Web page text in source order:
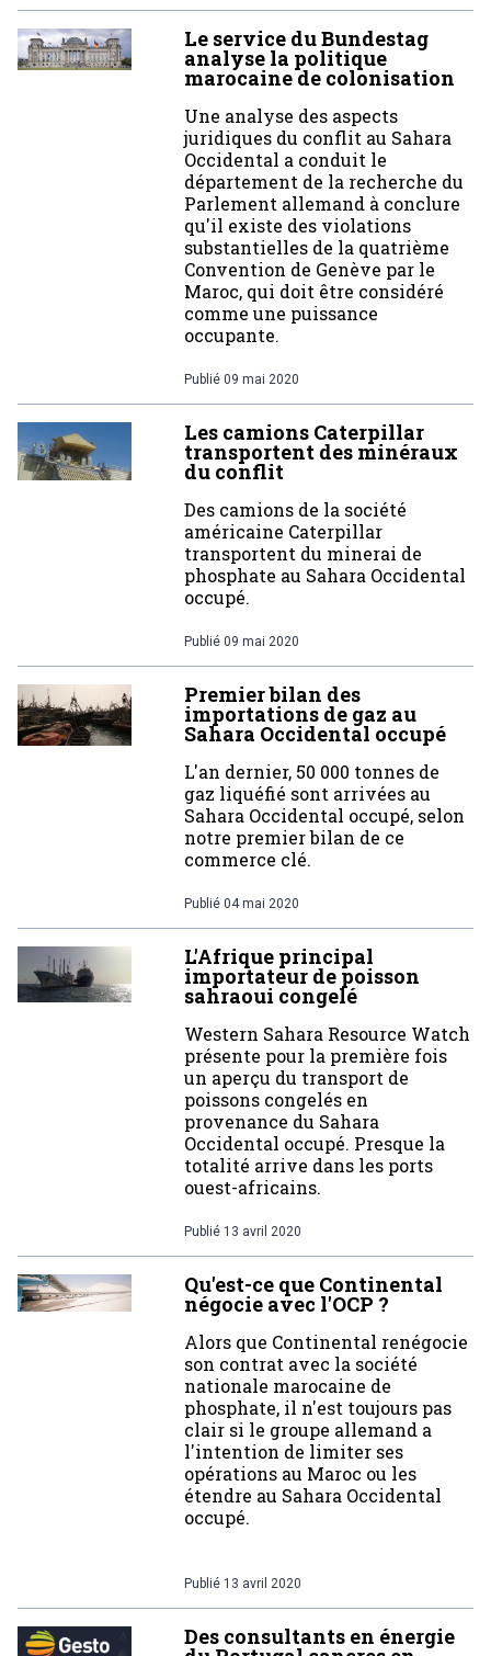
Le service du Bundestag
analyse la politique
marocaine de colonisation
Une analyse des aspects
juridiques du conflit au Sahara
Occidental a conduit le
département de la recherche du
Parlement allemand à conclure
qu'il existe des violations
substantielles de la quatrième
Convention de Genève par le
Maroc, qui doit être considéré
comme une puissance
occupante.
Publié 09 mai 2020
Les camions Caterpillar
transportent des minéraux
du conflit
Des camions de la société
américaine Caterpillar
transportent du minerai de
phosphate au Sahara Occidental
occupé.
Publié 09 mai 2020
Premier bilan des
importations de gaz au
Sahara Occidental occupé
L'an dernier, 50 000 tonnes de
gaz liquéfié sont arrivées au
Sahara Occidental occupé, selon
notre premier bilan de ce
commerce clé.
Publié 04 mai 2020
L'Afrique principal
importateur de poisson
sahraoui congelé
Western Sahara Resource Watch
présente pour la première fois
un aperçu du transport de
poissons congelés en
provenance du Sahara
Occidental occupé. Presque la
totalité arrive dans les ports
ouest-africains.
Publié 13 avril 2020
Qu'est-ce que Continental
négocie avec l'OCP ?
Alors que Continental renégocie
son contrat avec la société
nationale marocaine de
phosphate, il n'est toujours pas
clair si le groupe allemand a
l'intention de limiter ses
opérations au Maroc ou les
étendre au Sahara Occidental
occupé.
Publié 13 avril 2020
Des consultants en énergie